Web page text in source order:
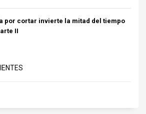
por cortar invierte la mitad del tiempo
II